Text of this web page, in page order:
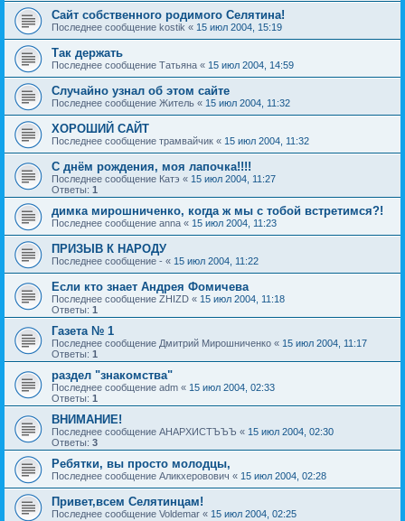
Сайт собственного родимого Селятина!
Последнее сообщение kostik « 15 июл 2004, 15:19
Так держать
Последнее сообщение Татьяна « 15 июл 2004, 14:59
Случайно узнал об этом сайте
Последнее сообщение Житель « 15 июл 2004, 11:32
ХОРОШИЙ САЙТ
Последнее сообщение трамвайчик « 15 июл 2004, 11:32
С днём рождения, моя лапочка!!!!
Последнее сообщение Катэ « 15 июл 2004, 11:27
Ответы: 1
димка мирошниченко, когда ж мы с тобой встретимся?!
Последнее сообщение anna « 15 июл 2004, 11:23
ПРИЗЫВ К НАРОДУ
Последнее сообщение - « 15 июл 2004, 11:22
Если кто знает Андрея Фомичева
Последнее сообщение ZHIZD « 15 июл 2004, 11:18
Ответы: 1
Газета № 1
Последнее сообщение Дмитрий Мирошниченко « 15 июл 2004, 11:17
Ответы: 1
раздел "знакомства"
Последнее сообщение adm « 15 июл 2004, 02:33
Ответы: 1
ВНИМАНИЕ!
Последнее сообщение АНАРХИСТЪЪЪ « 15 июл 2004, 02:30
Ответы: 3
Ребятки, вы просто молодцы,
Последнее сообщение Аликхеровович « 15 июл 2004, 02:28
Привет,всем Селятинцам!
Последнее сообщение Voldemar « 15 июл 2004, 02:25